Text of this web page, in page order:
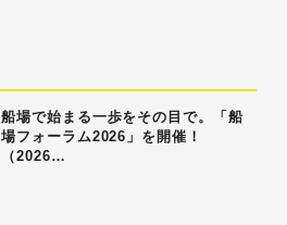
船場で始まる一歩をその目で。「船
場フォーラム2026」を開催！
（2026…